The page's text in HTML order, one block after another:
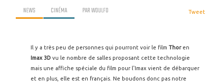
NEWS CINÉMA PARWOULFO Tweet
Il y a très peu de personnes qui pourront voir le film Thor en
Imax 3D vu le nombre de salles proposant cette technologie
mais une affiche spéciale du film pour l'Imax vient de débarquer
et en plus, elle est en français. Ne boudons donc pas notre